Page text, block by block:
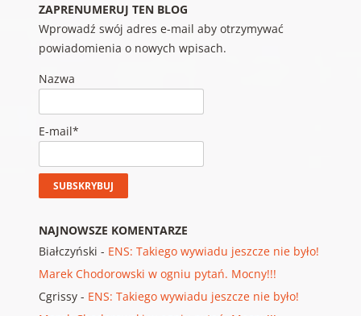
ZAPRENUMERUJ TEN BLOG
Wprowadź swój adres e-mail aby otrzymywać
powiadomienia o nowych wpisach.
Nazwa
E-mail*
NAJNOWSZE KOMENTARZE
Białczyński - ENS: Takiego wywiadu jeszcze nie było!
Marek Chodorowski w ogniu pytań. Mocny!!!
Cgrissy- ENS: Takiego wywiadu jeszcze nie było!